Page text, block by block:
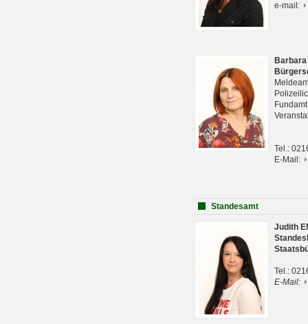
e-mail:
Tel.:
E-Mail:
Standesamt
Judith
Tel.:
E-Mail: